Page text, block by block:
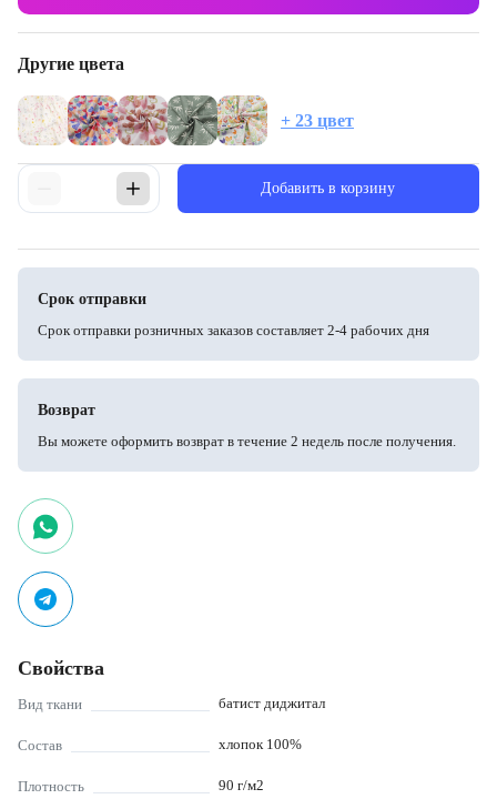
Другие цвета
+ 23 цвет
Добавить в корзину
Срок отправки
Срок отправки розничных заказов составляет 2-4 рабочих дня
Возврат
Вы можете оформить возврат в течение 2 недель после получения.
Свойства
Вид ткани батист диджитал
Состав хлопок 100%
Плотность 90 г/м2